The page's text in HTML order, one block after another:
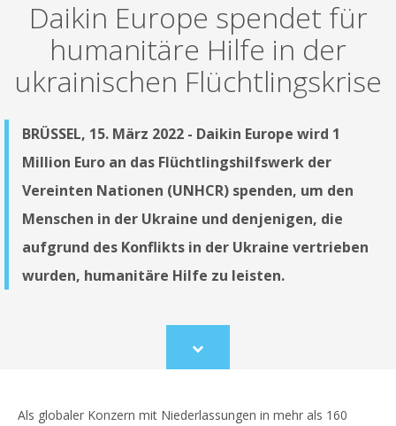
Daikin Europe spendet für
humanitäre Hilfe in der
ukrainischen Flüchtlingskrise
BRÜSSEL, 15. März 2022 - Daikin Europe wird 1
Million Euro an das Flüchtlingshilfswerk der
Vereinten Nationen (UNHCR) spenden, um den
Menschen in der Ukraine und denjenigen, die
aufgrund des Konflikts in der Ukraine vertrieben
wurden, humanitäre Hilfe zu leisten.
Scroll
to
Als globaler Konzern mit Niederlassungen in mehr als 160